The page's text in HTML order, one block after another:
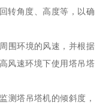
转角度、高度等，以确
围环境的风速，并根据
风速环境下使用塔吊塔
测塔吊塔机的倾斜度，